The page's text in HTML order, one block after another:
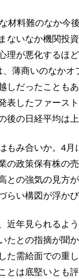
材料難のなか今
ないなか機関投
理が悪化するほ
、薄商いのなか
しだったことも
表したファース
後の日経平均は
もみ合いか。4月
の政策保有株の
との強気の見方
らい構図が浮かび
近年見られるよ
たとの指摘が聞
た需給面での重
とは底堅いとも